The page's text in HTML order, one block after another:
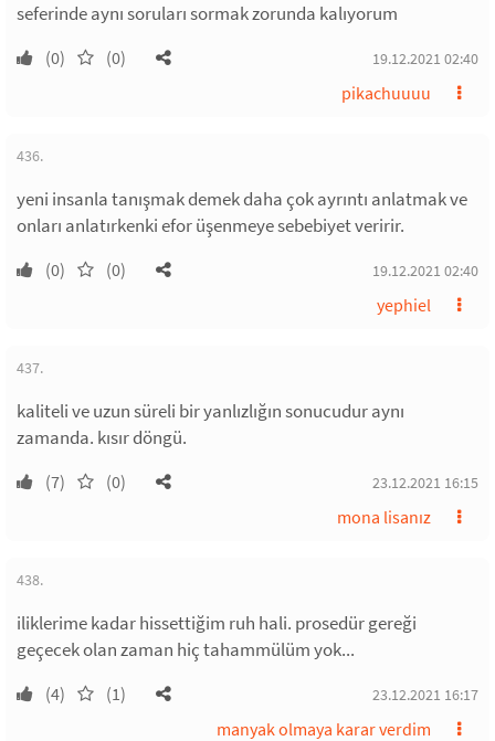
seferinde aynı soruları sormak zorunda kalıyorum
(0) (0) 19.12.2021 02:40
pikachuuuu
436.
yeni insanla tanışmak demek daha çok ayrıntı anlatmak ve
onları anlatırkenki efor üşenmeye sebebiyet veririr.
(0) (0) 19.12.2021 02:40
yephiel
437.
kaliteli ve uzun süreli bir yanlızlığın sonucudur aynı
zamanda. kısır döngü.
(7) (0) 23.12.2021 16:15
mona lisanız
438.
iliklerime kadar hissettiğim ruh hali. prosedür gereği
geçecek olan zaman hiç tahammülüm yok...
(4) (1) 23.12.2021 16:17
manyak olmaya karar verdim